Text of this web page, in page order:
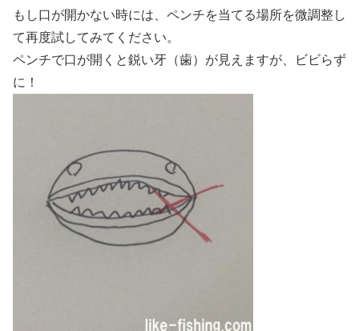
もし口が開かない時には、ペンチを当てる場所を微調整し
て再度試してみてください。
ペンチで口が開くと鋭い牙（歯）が見えますが、ビビらず
に！